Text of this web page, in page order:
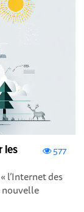
577
les
l’Internet des
nouvelle